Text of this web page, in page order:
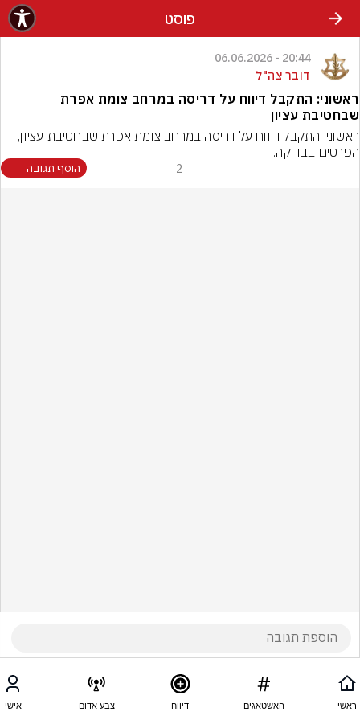
פוסט
20:44 - 06.06.2026
דובר צה"ל
ראשוני: התקבל דיווח על דריסה במרחב צומת אפרת
שבחטיבת עציון
הפרטים בבדיקה.
2 הוסף תגובה
ראשי האשטאגים דיווח צבע אדום אישי